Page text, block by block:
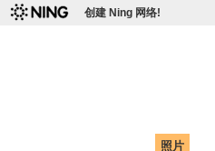
创建 Ning 网络!
照片